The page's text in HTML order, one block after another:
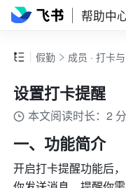
帮助中
假勤 成员 · 打卡
设置打卡提醒
本文阅读时长：2
一、功能简介
开启打卡提醒功能后